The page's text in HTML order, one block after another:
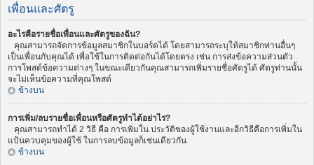
เพื่อนและศัตรู
อะไรคือรายชื่อเพื่อนและศัตรูของฉัน?
คุณสามารถจัดการข้อมูลสมาชิกในบอร์ดได้ โดยสามารถระบุให้สมาชิกท่านอื่นๆ
เป็นเพื่อนกับคุณได้ เพื่อใช้ในการติดต่อกันได้โดยตรง เช่น การส่งข้อความส่วนตัว
การโพสต์ข้อความต่างๆ ในขณะเดียวกันคุณสามารถเพิ่มรายชื่อศัตรูได้ ศัตรูท่านนั้น
จะไม่เห็นข้อความที่คุณโพสต์
ข้างบน
การเพิ่ม/ลบรายชื่อเพื่อนหรือศัตรูทำได้อย่าไร?
คุณสามารถทำได้ 2 วิธี คือ การเพิ่มใน ประวัติของผู้ใช้งานและอีกวิธีคือการเพิ่มใน
แป้นควบคุมของผู้ใช้ ในการลบข้อมูลก็เช่นเดียวกัน
ข้างบน